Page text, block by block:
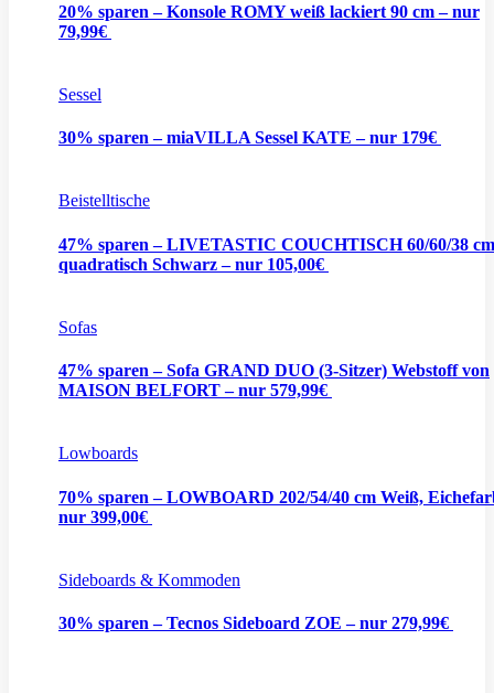
20% sparen – Konsole ROMY weiß lackiert 90 cm – nur
79,99€
Sessel
30% sparen – miaVILLA Sessel KATE – nur 179€
Beistelltische
47% sparen – LIVETASTIC COUCHTISCH 60/60/38 cm
quadratisch Schwarz – nur 105,00€
Sofas
47% sparen – Sofa GRAND DUO (3-Sitzer) Webstoff von
MAISON BELFORT – nur 579,99€
Lowboards
70% sparen – LOWBOARD 202/54/40 cm Weiß,
nur 399,00€
Sideboards & Kommoden
30% sparen – Tecnos Sideboard ZOE – nur 279,99€